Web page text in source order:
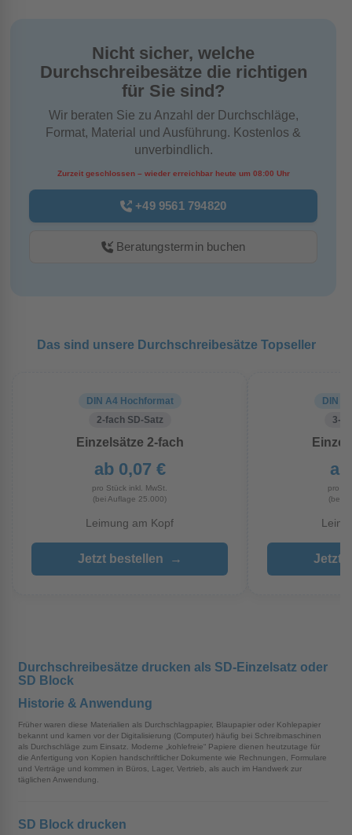
Nicht sicher, welche
Durchschreibesätze die richtigen
für Sie sind?
Wir beraten Sie zu Anzahl der Durchschläge,
Format, Material und Ausführung. Kostenlos &
unverbindlich.
Zurzeit geschlossen – wieder erreichbar heute um 08:00 Uhr
+49 9561 794820
Beratungstermin buchen
Das sind unsere Durchschreibesätze Topseller
DIN A4 Hochformat
2-fach SD-Satz
Einzelsätze 2-fach
ab 0,07 €
pro Stück inkl. MwSt.
(bei Auflage 25.000)
Leimung am Kopf
Jetzt bestellen →
DIN
3-
pro
(bei
Jetzt
Durchschreibesätze drucken als SD-Einzelsatz oder
SD Block
Historie & Anwendung
Früher waren diese Materialien als Durchschlagpapier, Blaupapier oder Kohlepapier
bekannt und kamen vor der Digitalisierung (Computer) häufig bei Schreibmaschinen
als Durchschläge zum Einsatz. Moderne „kohlefreie“ Papiere dienen heutzutage für
die Anfertigung von Kopien handschriftlicher Dokumente wie Rechnungen, Formulare
und Verträge und kommen in Büros, Lager, Vertrieb, als auch im Handwerk zur
täglichen Anwendung.
SD Block drucken